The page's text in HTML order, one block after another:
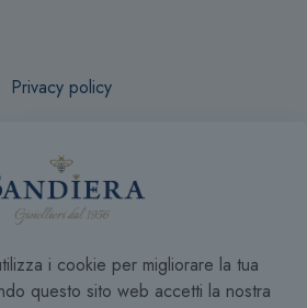
Privacy policy
Recesso online
di Vendita
i cookie per migliorare la tua
questo sito web accetti la nostra